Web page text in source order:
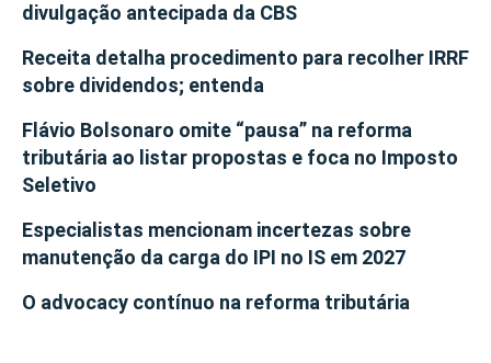
divulgação antecipada da CBS
Receita detalha procedimento para recolher IRRF
sobre dividendos; entenda
Flávio Bolsonaro omite “pausa” na reforma
tributária ao listar propostas e foca no Imposto
Seletivo
Especialistas mencionam incertezas sobre
manutenção da carga do IPI no IS em 2027
O advocacy contínuo na reforma tributária